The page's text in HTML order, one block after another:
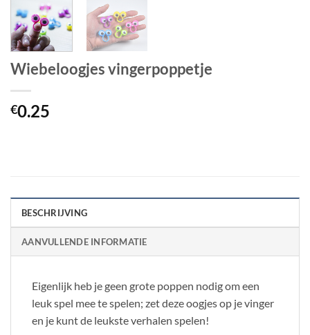
Wiebeloogjes vingerpoppetje
€0.25
BESCHRIJVING
AANVULLENDE INFORMATIE
Eigenlijk heb je geen grote poppen nodig om een
leuk spel mee te spelen; zet deze oogjes op je vinger
en je kunt de leukste verhalen spelen!